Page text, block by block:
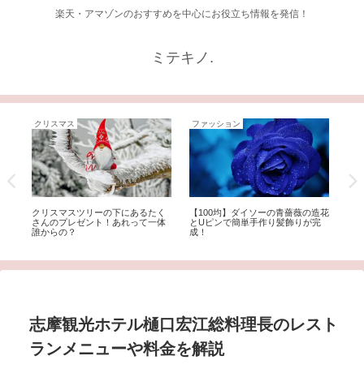
楽天・アマゾンのおすすめを中心にお役立ち情報を発信！
ミテキノ.
クリスマス
クリスマスツリーの下にあるたく
さんのプレゼント！あれって一体
誰からの？
ファッション
【100均】ダイソーの青薔薇の造花
とUピンで簡単手作り髪飾りが完
成！
志摩観光ホテル樋口宏江総料理長のレスト
ランメニューや料金を解説